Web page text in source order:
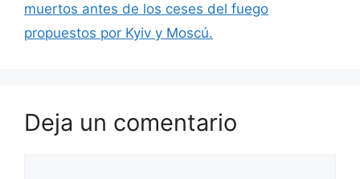
muertos antes de los ceses del fuego
propuestos por Kyiv y Moscú.
Deja un comentario